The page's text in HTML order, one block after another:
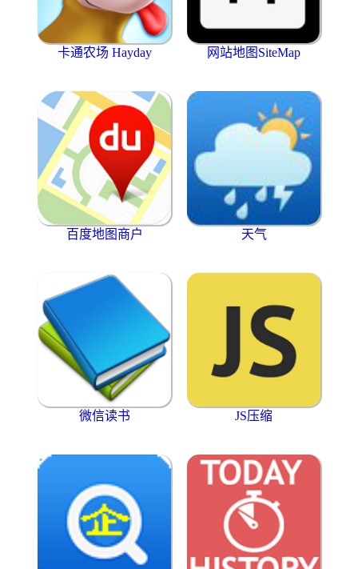
卡通农场 Hayday 网站地图SiteMap
百度地图商户 天气
微信读书 JS压缩